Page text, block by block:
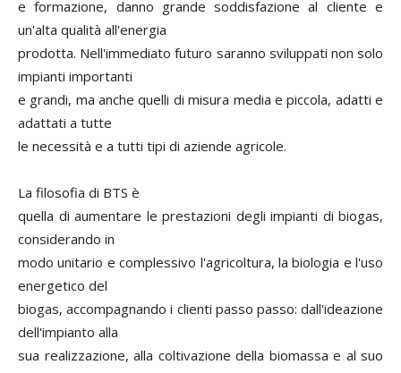
e formazione, danno grande soddisfazione al cliente e
un'alta qualità all'energia
prodotta. Nell'immediato futuro saranno sviluppati non solo
impianti importanti
e grandi, ma anche quelli di misura media e piccola, adatti e
adattati a tutte
le necessità e a tutti tipi di aziende agricole.
La filosofia di BTS è
quella di aumentare le prestazioni degli impianti di biogas,
considerando in
modo unitario e complessivo l'agricoltura, la biologia e l'uso
energetico del
biogas, accompagnando i clienti passo passo: dall'ideazione
dell'impianto alla
sua realizzazione, alla coltivazione della biomassa e al suo